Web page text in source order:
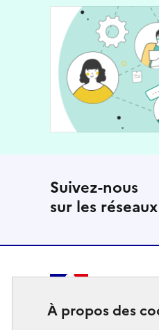
Suivez-nous
sur les
MINISTÈRE
DES SPORTS
À propos des